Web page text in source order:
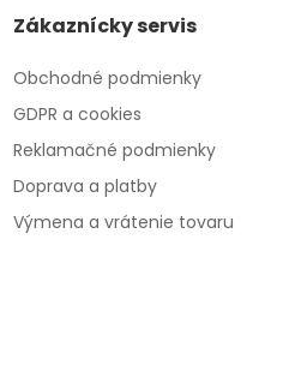
Zákaznícky servis
Obchodné podmienky
GDPR a cookies
Reklamačné podmienky
Doprava a platby
Výmena a vrátenie tovaru